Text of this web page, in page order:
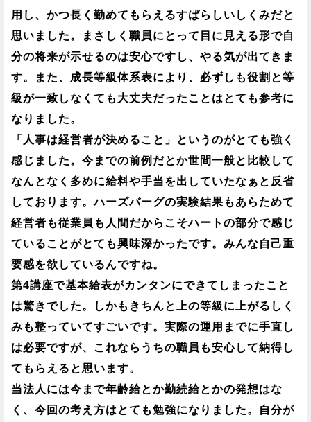
用し、かつ長く勤めてもらえるすばらしいしくみだと
思いました。まさしく職員にとって目に見える形で自
分の将来が示せるのは安心ですし、やる気が出てきま
す。また、成長等級体系表により、必ずしも役割と等
級が一致しなくても大丈夫だったことはとても参考に
なりました。
「人事は経営者が決めること」というのがとても強く
感じました。今までの前例だとか世間一般と比較して
なんとなく多めに給料や手当を出していたなぁと反省
しております。ハーズバーグの実験結果もあらためて
経営者も従業員も人間だからこそハートの部分で感じ
ていることがとても興味深かったです。みんな自己重
要感を欲しているんですね。
第4講座で基本給表がカンタンにできてしまったこと
は驚きでした。しかもきちんと上の等級に上がるしく
みも整っていてすごいです。実際の運用までに手直し
は必要ですが、これならうちの職員も安心して納得し
てもらえると思います。
当法人には今まで年齢給とか勤続給とかの発想はな
く、今回の考え方はとても勉強になりました。自分が